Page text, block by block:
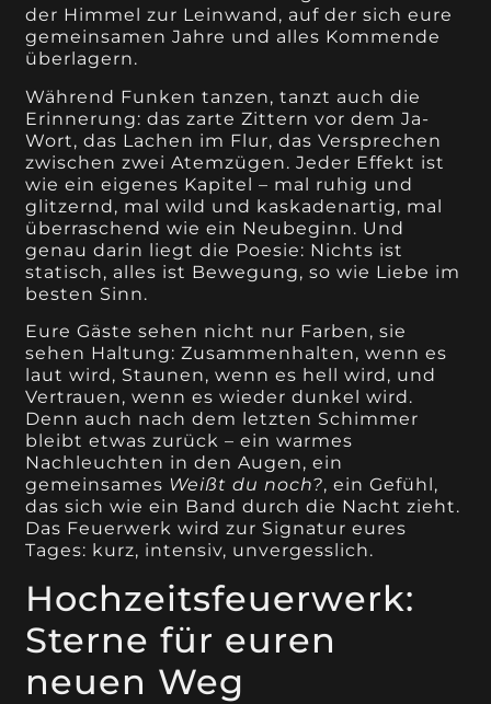
der Himmel zur Leinwand, auf der sich eure
gemeinsamen Jahre und alles Kommende
überlagern.
Während Funken tanzen, tanzt auch die
Erinnerung: das zarte Zittern vor dem Ja-
Wort, das Lachen im Flur, das Versprechen
zwischen zwei Atemzügen. Jeder Effekt ist
wie ein eigenes Kapitel – mal ruhig und
glitzernd, mal wild und kaskadenartig, mal
überraschend wie ein Neubeginn. Und
genau darin liegt die Poesie: Nichts ist
statisch, alles ist Bewegung, so wie Liebe im
besten Sinn.
Eure Gäste sehen nicht nur Farben, sie
sehen Haltung: Zusammenhalten, wenn es
laut wird, Staunen, wenn es hell wird, und
Vertrauen, wenn es wieder dunkel wird.
Denn auch nach dem letzten Schimmer
bleibt etwas zurück – ein warmes
Nachleuchten in den Augen, ein
gemeinsames Weißt du noch?, ein Gefühl,
das sich wie ein Band durch die Nacht zieht.
Das Feuerwerk wird zur Signatur eures
Tages: kurz, intensiv, unvergesslich.
Hochzeitsfeuerwerk:
Sterne für euren
neuen Weg